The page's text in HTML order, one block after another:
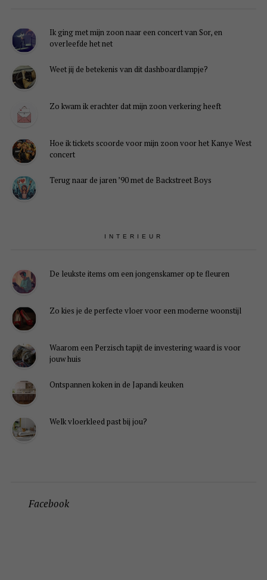
Ik ging met mijn zoon naar een concert van Sor, en
overleefde het net
Weet jij de betekenis van dit dashboardlampje?
Zo kwam ik erachter dat mijn zoon verkering heeft
Hoe ik tickets scoorde voor mijn zoon voor het Kanye West
concert
Terug naar de jaren ’90 met de Backstreet Boys
INTERIEUR
De leukste items om een jongenskamer op te fleuren
Zo kies je de perfecte vloer voor een moderne woonstijl
Waarom een Perzisch tapijt de investering waard is voor
jouw huis
Ontspannen koken in de Japandi keuken
Welk vloerkleed past bij jou?
Facebook